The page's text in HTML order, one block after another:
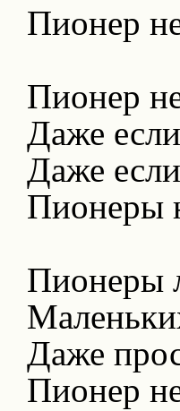
Пионер
Пионер
Даже
Даже
Пионеры
Пионеры
Даже
Пионер